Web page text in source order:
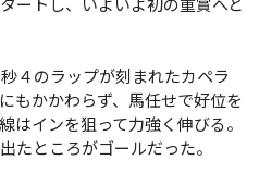
４のラップが刻まれたカペラ
もかかわらず、馬任せで好位を
はインを狙って力強く伸びる。
たところがゴールだった。